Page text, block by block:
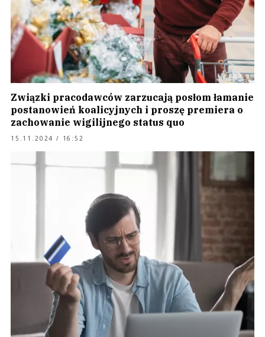
Związki pracodawców zarzucają posłom łamanie
postanowień koalicyjnych i proszę premiera o
zachowanie wigilijnego status quo
15.11.2024 / 16:52